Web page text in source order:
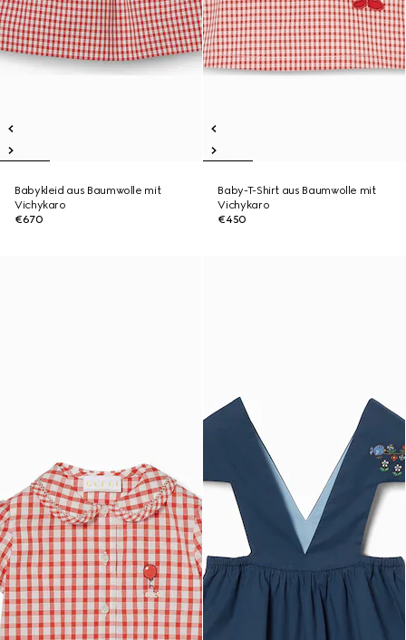
Babykleid aus Baumwolle mit
Vichykaro
€670
Baby-T-Shirt aus Baumwolle mit
Vichykaro
€450